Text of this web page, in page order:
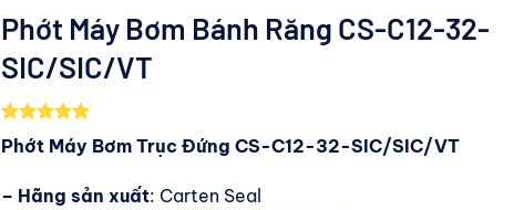
Phớt Máy Bơm Bánh Răng CS-C12-32-
SIC/SIC/VT
5.00trên 5
dựa trên
1
Phớt Máy Bơm Trục Đứng CS-C12-32-SIC/SIC/VT
– Hãng sản xuất: Carten Seal